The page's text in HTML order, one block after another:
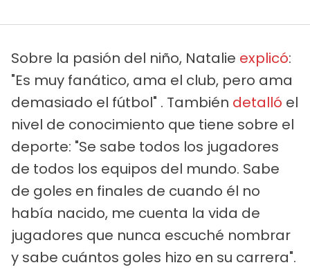
Sobre la pasión del niño, Natalie explicó:
"Es muy fanático, ama el club, pero ama
demasiado el fútbol" . También detalló el
nivel de conocimiento que tiene sobre el
deporte: "Se sabe todos los jugadores
de todos los equipos del mundo. Sabe
de goles en finales de cuando él no
había nacido, me cuenta la vida de
jugadores que nunca escuché nombrar
y sabe cuántos goles hizo en su carrera".